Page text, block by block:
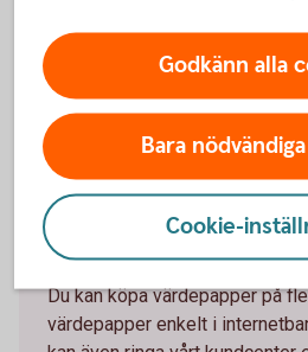
mer om våra
Våravärdepapperstjänster
Så handlar du
Du kan köpa värdepapper på
värdepapper enkelt i
Godkänn alla
Bara
Cookie-